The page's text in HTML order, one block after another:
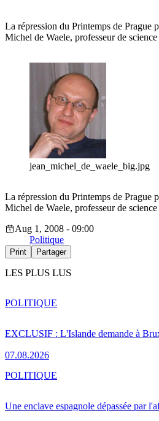
La répression du Printemps de Prague
Michel de Waele, professeur de
jean_michel_de_waele_big.jpg
La répression du Printemps de Prague
Michel de Waele, professeur de
Aug 1, 2008 - 09:00
Politique
Print Partager
LES PLUS LUS
EXCLUSIF : L'Islande demande à
07.08.2026
POLITIQUE
Une enclave espagnole dépassée par
POLITIQUE